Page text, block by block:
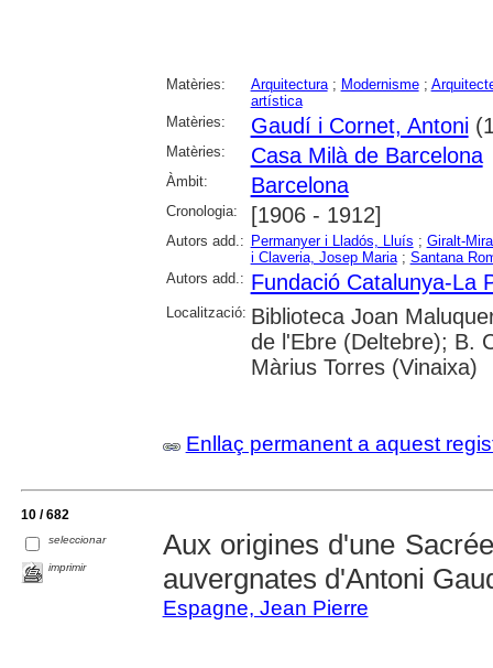
Matèries: Arquitectura; Modernisme;
artística
Matèries:
Gaudí i Cornet, Antoni
Matèries: Casa Milà de Barcelona
Àmbit: Barcelona
Cronologia: [1906 - 1912]
Autors add.: Permanyer i Lladós, Lluís ; Giralt-
i Claveria, Josep Maria; Santana
Autors add.: Fundació Catalunya-La
Localització: Biblioteca Joan
de l'Ebre (Deltebre); B.
Màrius Torres (Vinaixa)
Enllaç permanent a aquest
10 / 682
seleccionar
imprimir
Aux origines d'une
auvergnates d'Antoni
Espagne, Jean Pierre